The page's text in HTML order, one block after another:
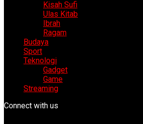
Kisah Sufi
Ulas Kitab
Ibrah
Ragam
Budaya
Sport
Teknologi
Gadget
Game
Streaming
Connect with us